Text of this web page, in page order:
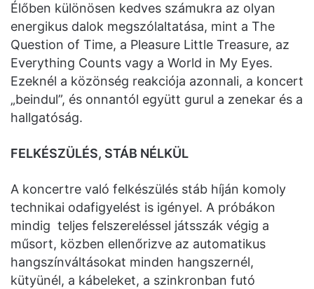
Élőben különösen kedves számukra az olyan
energikus dalok megszólaltatása, mint a The
Question of Time, a Pleasure Little Treasure, az
Everything Counts vagy a World in My Eyes.
Ezeknél a közönség reakciója azonnali, a koncert
„beindul”, és onnantól együtt gurul a zenekar és a
hallgatóság.
FELKÉSZÜLÉS, STÁB NÉLKÜL
A koncertre való felkészülés stáb híján komoly
technikai odafigyelést is igényel. A próbákon
mindig teljes felszereléssel játsszák végig a
műsort, közben ellenőrizve az automatikus
hangszínváltásokat minden hangszernél,
kütyünél, a kábeleket, a szinkronban futó